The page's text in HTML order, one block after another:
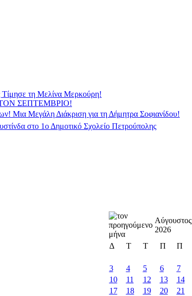
Τίμησε τη Μελίνα Μερκούρη!
ΣΕΠΤΕΜΒΡΙΟ!
Μια Μεγάλη Διάκριση για τη Δήμητρα Σοφιανίδου!
στο 1ο Δημοτικό Σχολείο Πετρούπολης
Αύγουστος
2026
Δ
Τ Τ Π Π
3
4 5 6 7
10
11 12 13 14
17
18 19 20 21